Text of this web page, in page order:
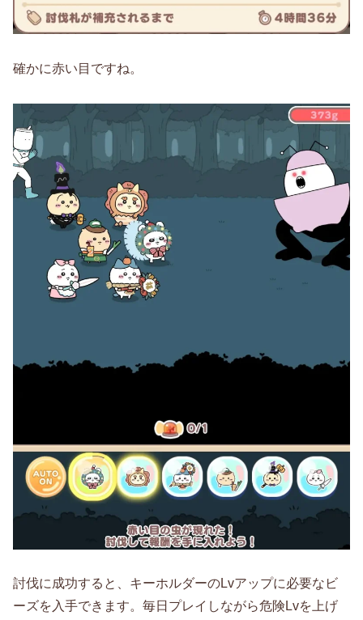
確かに赤い目ですね。
討伐に成功すると、キーホルダーのLvアップに必要なビ
ーズを入手できます。毎日プレイしながら危険Lvを上げ